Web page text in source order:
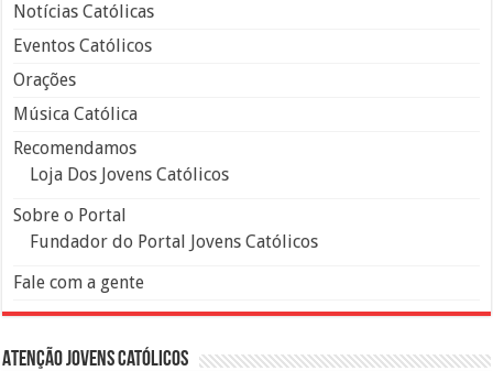
Notícias Católicas
Eventos Católicos
Orações
Música Católica
Recomendamos
Loja Dos Jovens Católicos
Sobre o Portal
Fundador do Portal Jovens Católicos
Fale com a gente
Atenção Jovens Católicos